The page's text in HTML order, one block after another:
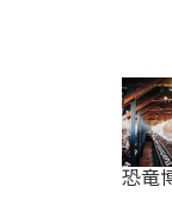
恐竜